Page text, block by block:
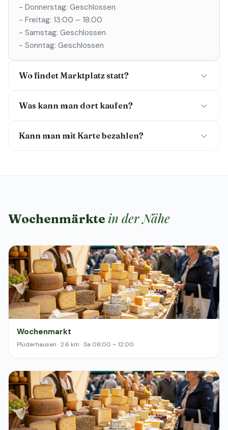
- Donnerstag: Geschlossen
- Freitag: 13:00 – 18:00
- Samstag: Geschlossen
- Sonntag: Geschlossen
Wo findet Marktplatz statt?
Was kann man dort kaufen?
Kann man mit Karte bezahlen?
Wochenmärkte in der Nähe
Wochenmarkt
Plüderhausen · 2.6 km · Sa 08:00 – 12:00